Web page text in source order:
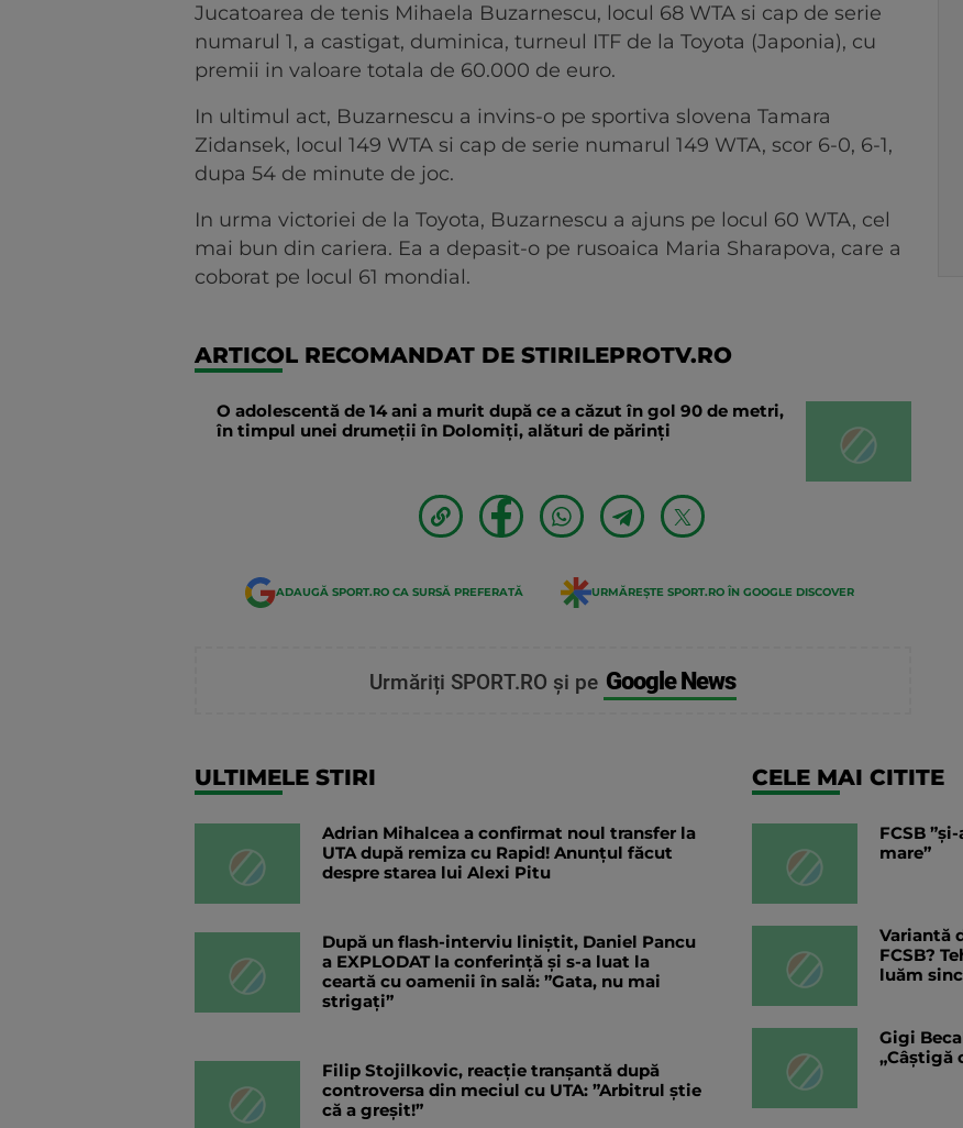
Jucatoarea de tenis Mihaela Buzarnescu, locul 68 WTA si cap de serie
numarul 1, a castigat, duminica, turneul ITF de la Toyota (Japonia), cu
premii in valoare totala de 60.000 de euro.
In ultimul act, Buzarnescu a invins-o pe sportiva slovena Tamara
Zidansek, locul 149 WTA si cap de serie numarul 149 WTA, scor 6-0, 6-1,
dupa 54 de minute de joc.
In urma victoriei de la Toyota, Buzarnescu a ajuns pe locul 60 WTA, cel
mai bun din cariera. Ea a depasit-o pe rusoaica Maria Sharapova, care a
coborat pe locul 61 mondial.
ARTICOL RECOMANDAT DE STIRILEPROTV.RO
O adolescentă de 14 ani a murit după ce a căzut în gol 90 de metri,
în timpul unei drumeții în Dolomiți, alături de părinți
ADAUGĂ SPORT.RO CA SURSĂ PREFERATĂ URMĂREȘTE SPORT.RO ÎN GOOGLE DISCOVER
Urmăriți SPORT.RO și pe Google News
ULTIMELE STIRI
Adrian Mihalcea a confirmat noul transfer la
UTA după remiza cu Rapid! Anunțul făcut
despre starea lui Alexi Pitu
După un flash-interviu liniștit, Daniel Pancu
a EXPLODAT la conferință și s-a luat la
ceartă cu oamenii în sală: ”Gata, nu mai
strigați”
Filip Stojilkovic, reacție tranșantă după
controversa din meciul cu UTA: ”Arbitrul știe
că a greșit!”
CELE MAI CITITE
FCSB
mare”
Variantă
FCSB?
luăm
Gigi
„Câștigă